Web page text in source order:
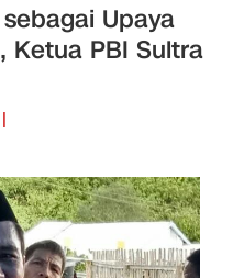
Upaya
Ketua PBI Sultra